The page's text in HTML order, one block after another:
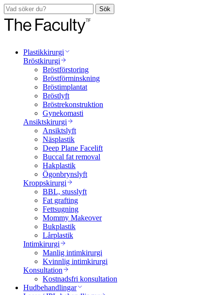
Sök
Plastikkirurgi
Bröstkirurgi
Bröstförstoring
Bröstförminskning
Bröstimplantat
Bröstlyft
Bröstrekonstruktion
Gynekomasti
Ansiktskirurgi
Ansiktslyft
Näsplastik
Deep Plane Facelift
Buccal fat removal
Hakplastik
Ögonbrynslyft
Kroppskirurgi
BBL, stusslyft
Fat grafting
Fettsugning
Mommy Makeover
Bukplastik
Lårplastik
Intimkirurgi
Manlig intimkirurgi
Kvinnlig intimkirurgi
Konsultation
Kostnadsfri konsultation
Hudbehandlingar